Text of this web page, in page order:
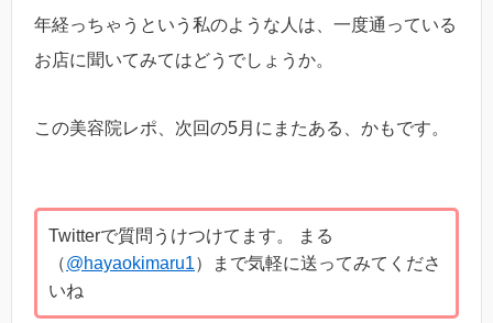
年経っちゃうという私のような人は、一度通っている
お店に聞いてみてはどうでしょうか。
この美容院レポ、次回の5月にまたある、かもです。
Twitterで質問うけつけてます。 まる
（@hayaokimaru1）まで気軽に送ってみてくださ
いね